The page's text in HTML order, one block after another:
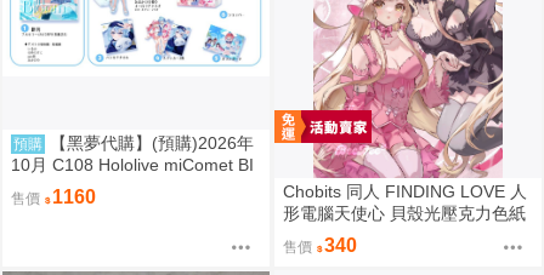
預購
【黑夢代購】(預購)2026年
10月 C108 Hololive miComet BI
Gジオラマ 壓克力立牌 社團名:空
色姉妹 繪師:綾香
售價 1160
Chobits 同人 FINDING LOVE 人
形電腦天使心 貝殼光壓克力色紙
姊妹 繪師：Bee Bee
售價 340